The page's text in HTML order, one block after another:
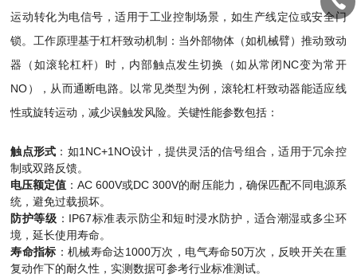
运动转化为电信号，适用于工业控制场景，如生产线定位或安全门
锁。工作原理基于杠杆致动机制：当外部物体（如机械臂）推动致动
器（如滚轮杠杆）时，内部触点发生切换（如从常闭NC变为常开
NO），从而通断电路。以常见类型为例，滚轮杠杆致动器能适应线
性或旋转运动，减少误触发风险。关键性能参数包括：
触点形式 ：如1NC+1NO设计，提供灵活的信号组合，适用于冗余控
制或双路反馈。
电压额定值 ：AC 600V或DC 300V的耐压能力，确保匹配不同电源系
统，避免过载损坏。
防护等级 ：IP67标准表示防尘和短时浸水防护，适合潮湿或多尘环
境，延长使用寿命。
寿命指标 ：机械寿命达1000万次，电气寿命50万次，反映开关在重
复动作下的耐久性，实测数据可参考行业标准测试。